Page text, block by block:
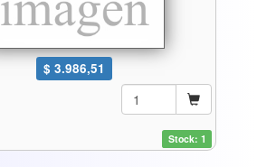
$ 3.986,51
Stock: 1